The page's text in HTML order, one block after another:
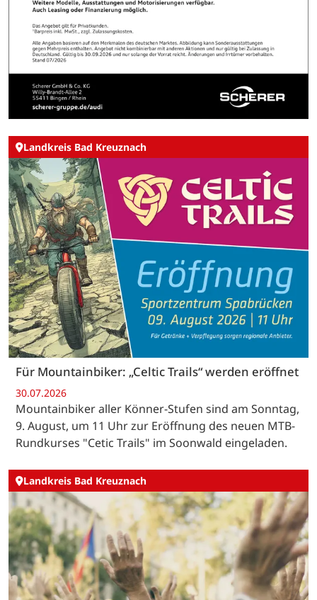
Landkreis Bad Kreuznach
Für Mountainbiker: „Celtic Trails“ werden eröffnet
30.07.2026
Mountainbiker aller Könner-Stufen sind am Sonntag,
9. August, um 11 Uhr zur Eröffnung des neuen MTB-
Rundkurses "Cetic Trails" im Soonwald eingeladen.
Landkreis Bad Kreuznach